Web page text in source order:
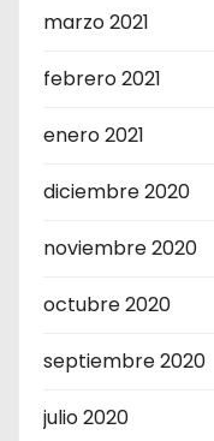
marzo 2021
febrero 2021
enero 2021
diciembre 2020
noviembre 2020
octubre 2020
septiembre 2020
julio 2020